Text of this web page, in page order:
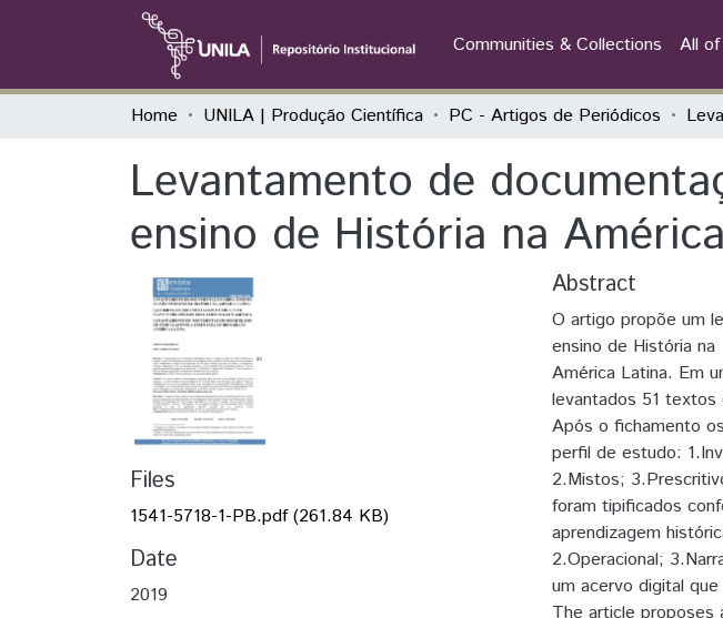
Communities & Collections All
Home UNILA | Produção Científica PC - Artigos de Periódicos
Levantamento de
ensino de História na
Files
1541-5718-1-PB.pdf(261.84 KB)
Date
2019
Abstract
O artigo propõe um
ensino de História na
América Latina. Em
levantados 51
Após o fichamento
perfil de estudo:
2.Mistos;
foram tipificados
aprendizagem
2.Operacional;
um acervo digital